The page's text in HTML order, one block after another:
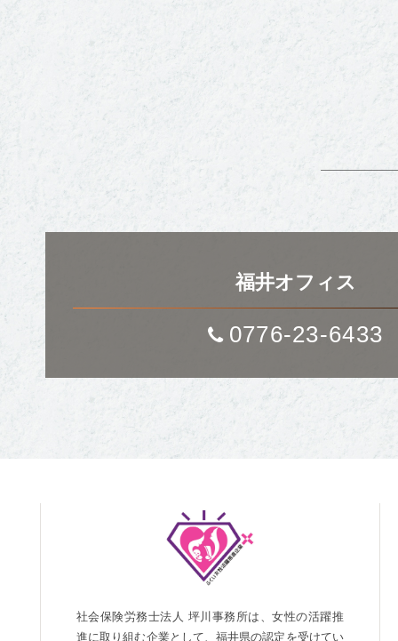
福井オフィス
0776-23-6433
社会保険労務士法人 坪川事務所は、女性の活躍推
進に取り組む企業として、福井県の認定を受けてい